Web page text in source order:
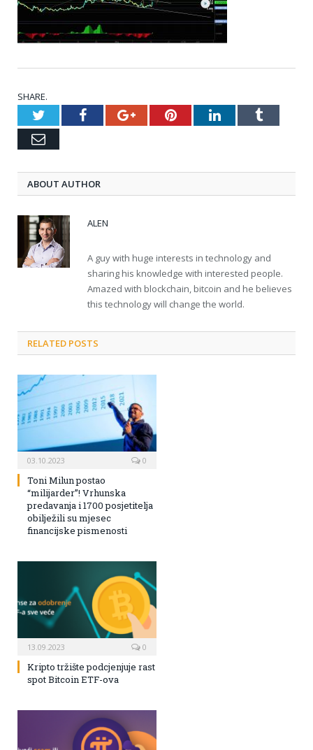
SHARE.
TwitterFacebookGoogle+PinterestLinkedInTumblr
Email
ABOUT AUTHOR
ALEN
A guy with huge interests in technology and
sharing his knowledge with interested people.
Amazed with blockchain, bitcoin and he believes
this technology will change the world.
RELATED POSTS
03.10.2023 0
Toni Milun postao
“milijarder”! Vrhunska
predavanja i 1700 posjetitelja
obilježili su mjesec
financijske pismenosti
13.09.2023 0
Kripto tržište podcjenjuje rast
spot Bitcoin ETF-ova